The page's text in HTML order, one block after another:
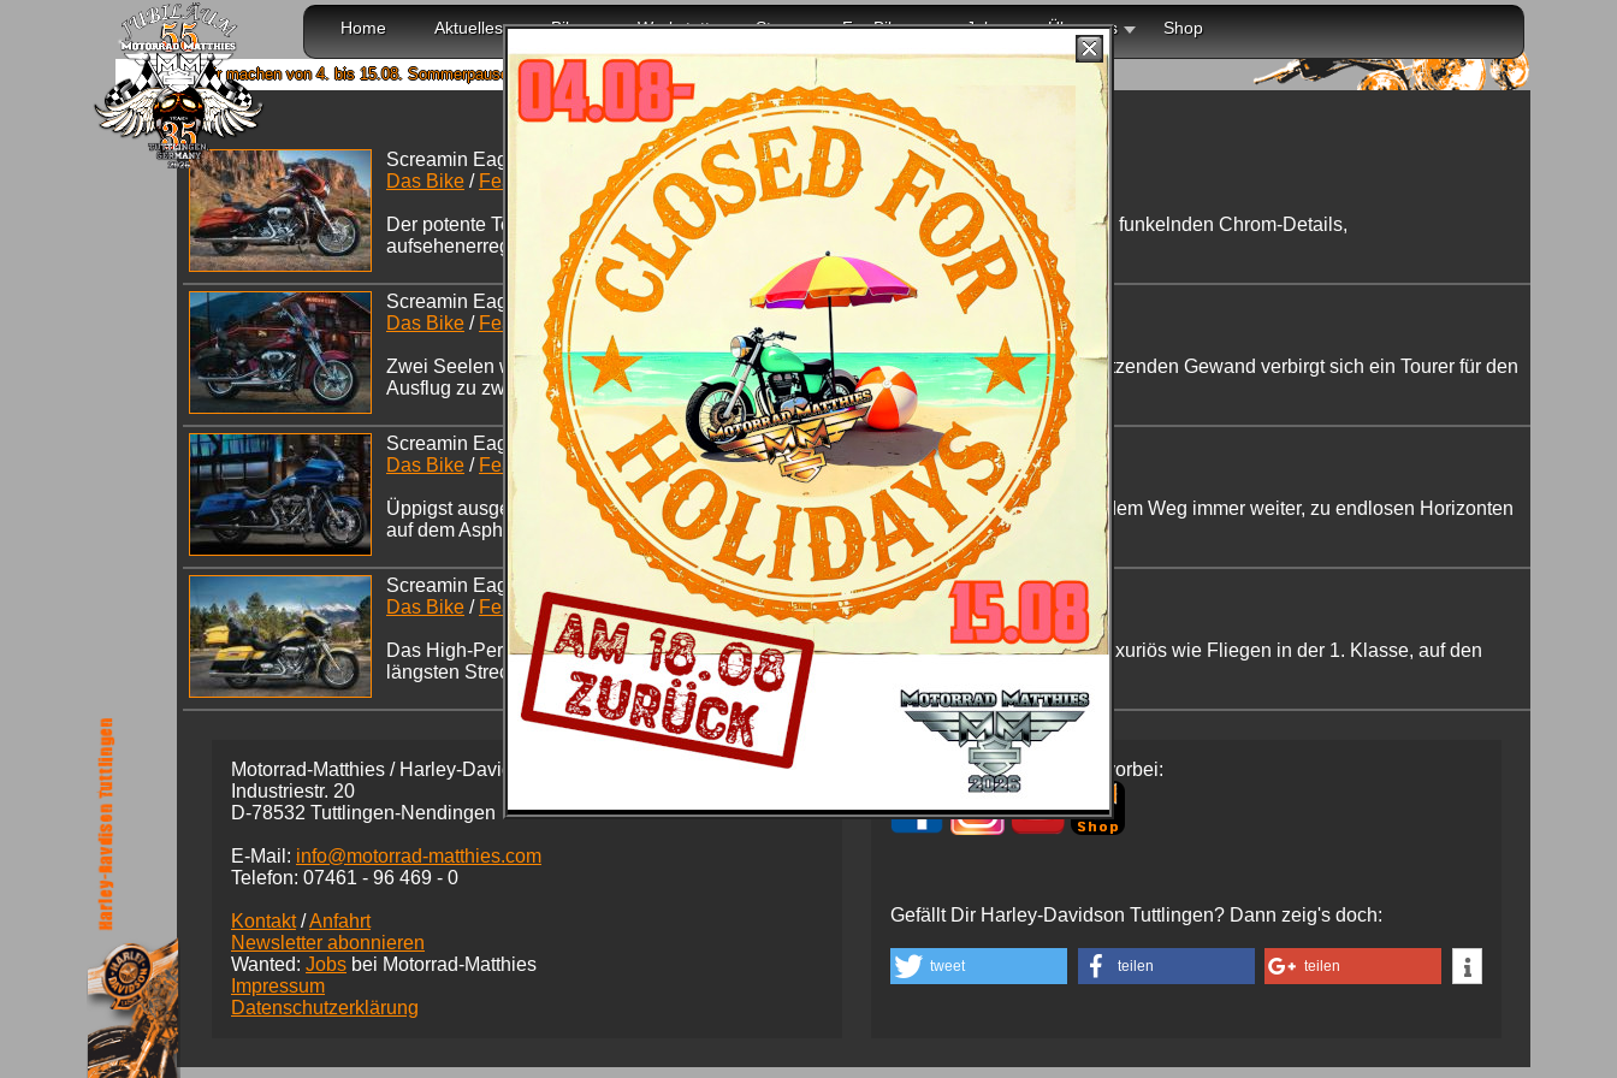
Home Aktuelles Bikes Werkstatt Store For Bikers Jobs Über uns Shop
Wir machen von 4. bis 15.08. Sommerpause und sind ab 18.08. wieder mit voller Power für Euch da!
Harley-Davidson 2012 CVO- die Bikes
Screamin Eagle Street Glide :
Das Bike / Features Daten/Farben und Preise/ Bildergalerie
Der potente Tourer glänzt mit schier unerschöpflicher Kraft des riesigen V-Twin, vielen funkelnden Chrom-Details,
aufsehenerregender Lackierung und jeder Menge luxuriöser Custom-Extras.
Screamin Eagle Softail Convertible :
Das Bike / Features/Daten Farben und Preise Bildergalerie
Zwei Seelen wohnen in ihrer starken Brust. Hinter wohlgeformten Kurven im chromblitzenden Gewand verbirgt sich ein Tourer für den
Ausflug zu zweit oder ein schlanker Custom-Cruiser. .
Screamin Eagle Road Glide Custom :
Das Bike / Features /Daten/ Farben und Preise/Bildergalerie
Üppigst ausgestattet, stark, prachtvoll und luxuriös ist sie die perfekte Begleitung auf dem Weg immer weiter, zu endlosen Horizonten
auf dem Asphaltband
Screamin Eagle Elelectra Glide Ultra Classic :
Das Bike / Features/Daten/Farben und Preise/Bildergalerie
Das High-Performance Kraftpaket mit vielen aufwändigen Details garantiert Touren, luxuriös wie Fliegen in der 1. Klasse, auf den
längsten Strecken dieser Welt.
Motorrad-Matthies / Harley-Davidson Tuttlingen
Industriestr. 20
D-78532 Tuttlingen-Nendingen
E-Mail: info@motorrad-matthies.com
Telefon: 07461 - 96 469 - 0
Kontakt/Anfahrt
Newsletter abonnieren
Wanted: Jobs bei Motorrad-Matthies
Impressum
Datenschutzerklärung
Schau' auch hier bei uns vorbei:
Gefällt Dir Harley-Davidson Tuttlingen? Dann zeig's doch:
tweet teilen teilen